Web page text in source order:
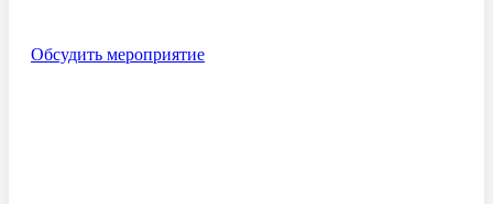
Обсудить мероприятие